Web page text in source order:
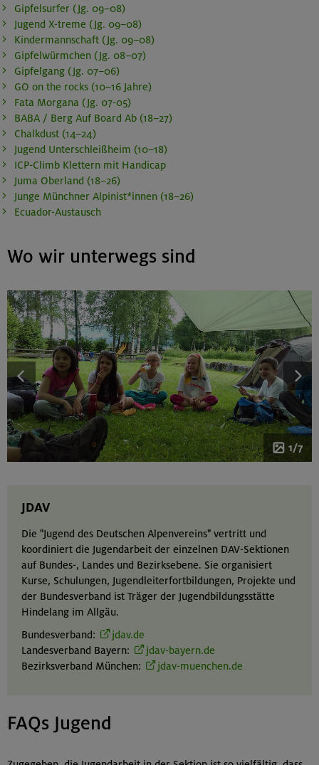
Gipfelsurfer (Jg. 09–08)
Jugend X-treme (Jg. 09–08)
Kindermannschaft (Jg. 09–08)
Gipfelwürmchen (Jg. 08–07)
Gipfelgang (Jg. 07–06)
GO on the rocks (10–16 Jahre)
Fata Morgana (Jg. 07-05)
BABA / Berg Auf Board Ab (18–27)
Chalkdust (14–24)
Jugend Unterschleißheim (10–18)
ICP-Climb Klettern mit Handicap
Juma Oberland (18–26)
Junge Münchner Alpinist*innen (18–26)
Ecuador-Austausch
Wo wir unterwegs sind
1/7
JDAV
Die "Jugend des Deutschen Alpenvereins" vertritt und
koordiniert die Jugendarbeit der einzelnen DAV-Sektionen
auf Bundes-, Landes und Bezirksebene. Sie organisiert
Kurse, Schulungen, Jugendleiterfortbildungen, Projekte und
der Bundesverband ist Träger der Jugendbildungsstätte
Hindelang im Allgäu.
Bundesverband:
jdav.de
Landesverband Bayern:
jdav-bayern.de
Bezirksverband München:
jdav-muenchen.de
FAQs Jugend